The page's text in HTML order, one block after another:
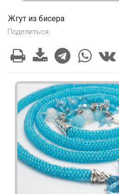
Жгут из бисера
Поделиться: